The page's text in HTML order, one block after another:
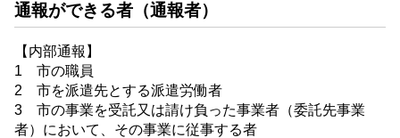
通報ができる者（通報者）
【内部通報】
1 市の職員
2 市を派遣先とする派遣労働者
3 市の事業を受託又は請け負った事業者（委託先事業
者）において、その事業に従事する者